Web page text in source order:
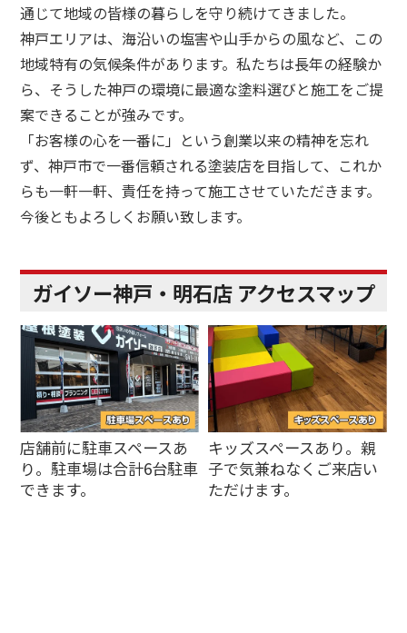
通じて地域の皆様の暮らしを守り続けてきました。
神戸エリアは、海沿いの塩害や山手からの風など、この
地域特有の気候条件があります。私たちは長年の経験か
ら、そうした神戸の環境に最適な塗料選びと施工をご提
案できることが強みです。
「お客様の心を一番に」という創業以来の精神を忘れ
ず、神戸市で一番信頼される塗装店を目指して、これか
らも一軒一軒、責任を持って施工させていただきます。
今後ともよろしくお願い致します。
ガイソー神戸・明石店 アクセスマップ
店舗前に駐車スペースあ
り。駐車場は合計6台駐車
できます。
キッズスペースあり。親
子で気兼ねなくご来店い
ただけます。